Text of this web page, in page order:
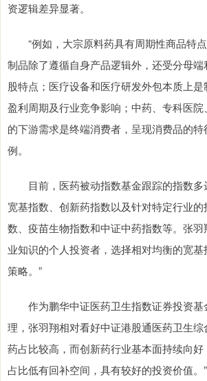
资逻辑差异显著。
“例如，大宗原料药具有周期性商品特
制品除了遵循自身产品逻辑外，还受分母
股特点；医疗设备和医疗研发外包本质上
盈利周期及行业竞争影响；中药、专科医院
的下游需求是终端消费者，呈现消费品的特
例。
目前，医药被动指数基金跟踪的指数多
宽基指数、创新药指数以及针对特定行业
数、疫苗生物指数和中证中药指数等。张羽
业知识的个人投资者，选择相对均衡的宽
策略。”
作为鹏华中证医药卫生指数证券投资基
理，张羽翔相对看好中证港股通医药卫生综
药占比较高，而创新药行业基本面持续向
占比低有回补空间，具有较好的投资价值。”